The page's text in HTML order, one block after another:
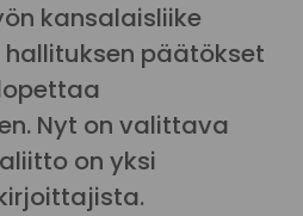
kansalaisliike
päätökset
Nyt on valittava
on yksi